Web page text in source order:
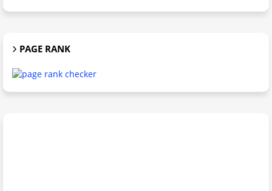
PAGE RANK